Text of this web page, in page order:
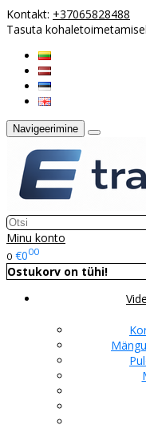
Kontakt: +37065828488
Tasuta
Navigeerimine
Minu konto
0 €000
Ostukorv on tühi!